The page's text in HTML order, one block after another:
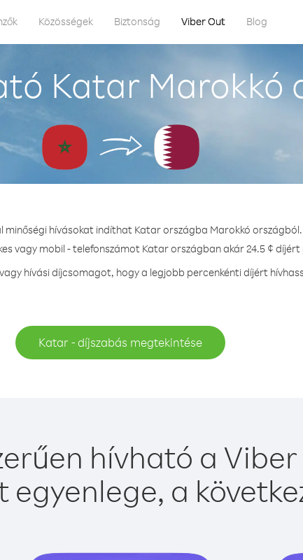
Közösségek Biztonság Viber Out Blog
Katar Marokkó
minőségi hívásokat indíthat Katar országba Marokkó országból.
vagy mobil - telefonszámot Katar országban akár 24.5 ¢
hívási díjcsomagot, hogy a legjobb percenkénti díjért
Katar - díjszabás megtekintése
hívható a
egyenlege, a